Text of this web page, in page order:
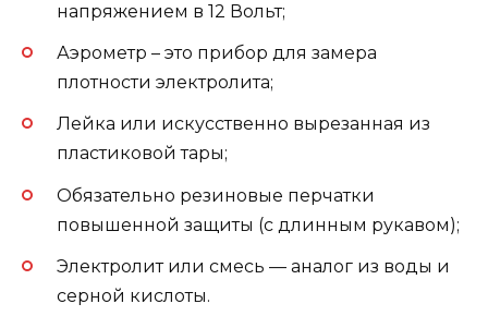
напряжением в 12 Вольт;
Аэрометр – это прибор для замера
плотности электролита;
Лейка или искусственно вырезанная из
пластиковой тары;
Обязательно резиновые перчатки
повышенной защиты (с длинным рукавом);
Электролит или смесь — аналог из воды и
серной кислоты.